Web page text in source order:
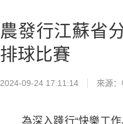
農發行江蘇省
排球比賽
2024-09-24 17:11:14 來源
為深入踐行“快樂工作